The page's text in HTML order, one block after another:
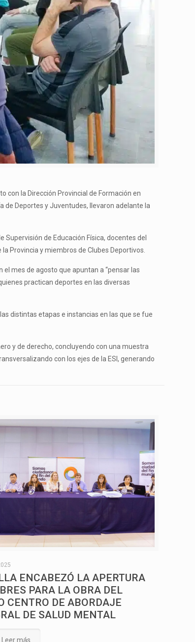
con la Dirección Provincial de Formación en
de Deportes y Juventudes, llevaron adelante la
Supervisión de Educación Física, docentes del
Provincia y miembros de Clubes Deportivos.
mes de agosto que apuntan a “pensar las
practican deportes en las diversas
distintas etapas e instancias en las que se fue
y de derecho, concluyendo con una muestra
con los ejes de la ESI, generando
ENCABEZÓ LA APERTURA
PARA LA OBRA DEL
CENTRO DE ABORDAJE
DE SALUD MENTAL
Leer más